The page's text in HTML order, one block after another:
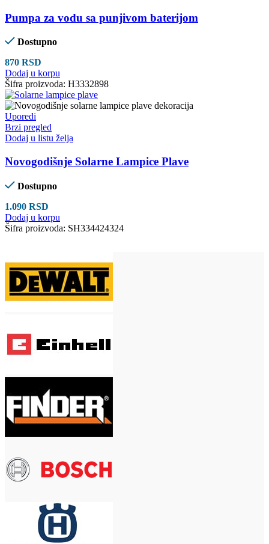
Pumpa za vodu sa punjivom baterijom
Dostupno
870 RSD
Dodaj u korpu
Šifra proizvoda: H3332898
Uporedi
Brzi pregled
Dodaj u listu želja
Novogodišnje Solarne Lampice Plave
Dostupno
1.090 RSD
Dodaj u korpu
Šifra proizvoda: SH334424324